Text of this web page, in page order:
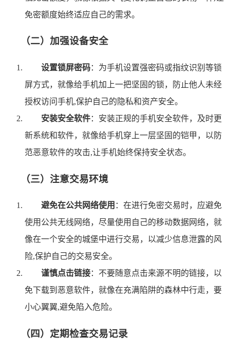
免密额度始终适应自己的需求。
（二）加强设备安全
设置锁屏密码：为手机设置强密码或指纹识别等锁
屏方式，就像给手机加上一把坚固的锁，防止他人未经
授权访问手机,保护自己的隐私和资产安全。
安装安全软件：安装正规的手机安全软件，及时更
新系统和软件，就像给手机穿上一层坚固的铠甲，以防
范恶意软件的攻击,让手机始终保持安全状态。
（三）注意交易环境
避免在公共网络使用 ：在进行免密交易时，应避免
使用公共无线网络，尽量使用自己的移动数据网络，就
像在一个安全的城堡中进行交易，以减少信息泄露的风
险,保护自己的交易安全。
谨慎点击链接：不要随意点击来源不明的链接，以
免下载到恶意软件，就像在充满陷阱的森林中行走，要
小心翼翼,避免陷入危险。
（四）定期检查交易记录